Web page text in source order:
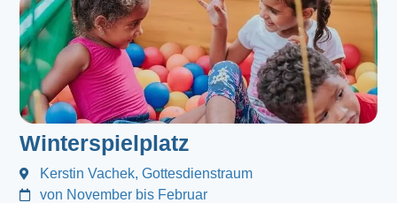
Winterspielplatz
Kerstin Vachek, Gottesdienstraum
von November bis Februar